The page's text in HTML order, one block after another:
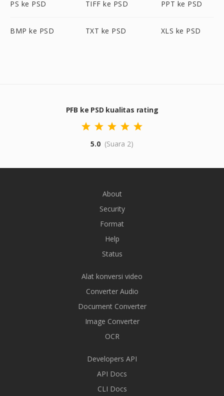
PS ke PSD TIFF ke PSD PPT ke PSD
BMP ke PSD TXT ke PSD XLS ke PSD
PFB ke PSD kualitas rating
5.0 (Suara 2)
About
Security
Format
Help
Status
Alat konversi video
Converter Audio
Document Converter
Image Converter
OCR
Developers API
API Docs
CLI Docs